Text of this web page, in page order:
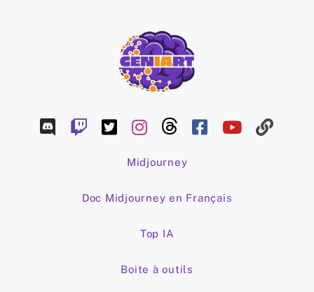
Midjourney
Doc Midjourney en Français
Top IA
Boite à outils